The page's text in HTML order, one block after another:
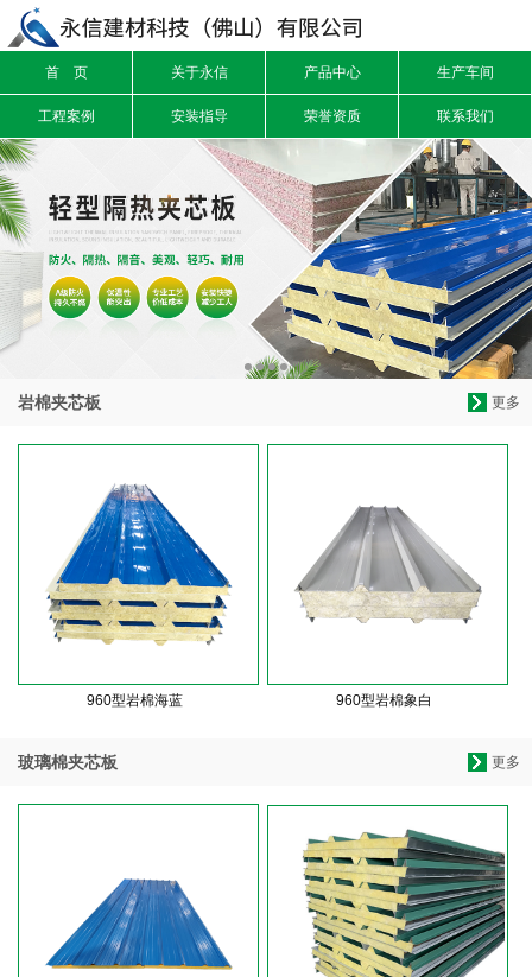
首 页 关于永信 产品中心 生产车间
工程案例 安装指导 荣誉资质 联系我们
更多
岩棉夹芯板
960型岩棉海蓝 960型岩棉象白
更多
玻璃棉夹芯板
信息搜索
搜索